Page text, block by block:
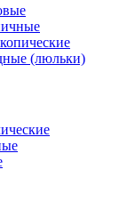
(люльки)